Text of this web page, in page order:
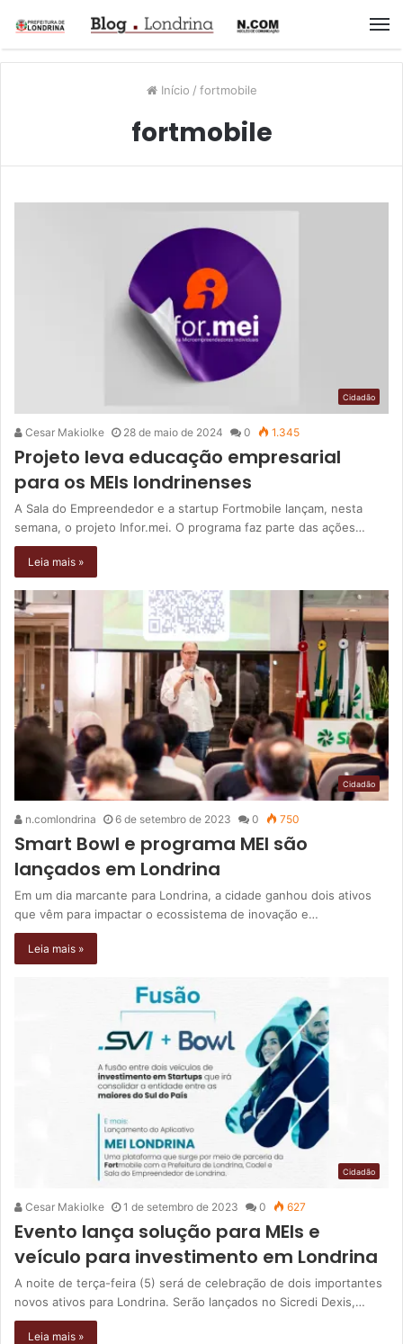
Início / fortmobile
fortmobile
Cidadão
Cesar Makiolke 28 de maio de 2024 0 1.345
Projeto leva educação empresarial
para os MEIs londrinenses
A Sala do Empreendedor e a startup Fortmobile lançam, nesta
semana, o projeto Infor.mei. O programa faz parte das ações…
Leia mais »
Cidadão
n.comlondrina 6 de setembro de 2023 0 750
Smart Bowl e programa MEI são
lançados em Londrina
Em um dia marcante para Londrina, a cidade ganhou dois ativos
que vêm para impactar o ecossistema de inovação e…
Leia mais »
Cidadão
Cesar Makiolke 1 de setembro de 2023 0 627
Evento lança solução para MEIs e
veículo para investimento em Londrina
A noite de terça-feira (5) será de celebração de dois importantes
novos ativos para Londrina. Serão lançados no Sicredi Dexis,…
Leia mais »